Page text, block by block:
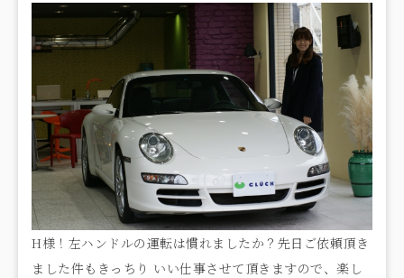
H様！左ハンドルの運転は慣れましたか？先日ご依頼頂き
ました件もきっちり いい仕事させて頂きますので、楽し